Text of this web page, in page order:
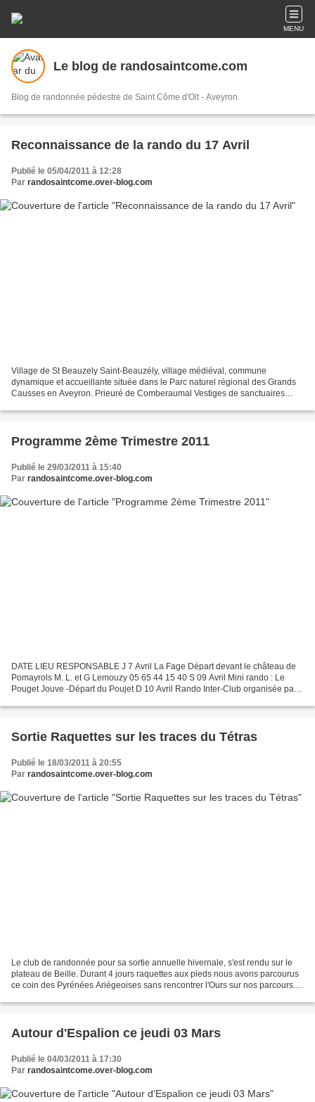
MENU
Le blog de randosaintcome.com
Blog de randonnée pédestre de Saint Côme d'Olt - Aveyron.
Reconnaissance de la rando du 17 Avril
Publié le 05/04/2011 à 12:28
Par randosaintcome.over-blog.com
Village de St Beauzely Saint-Beauzély, village médiéval, commune
dynamique et accueillante située dans le Parc naturel régional des Grands
Causses en Aveyron. Prieuré de Comberaumal Vestiges de sanctuaires
Programme 2ème Trimestre 2011
Publié le 29/03/2011 à 15:40
Par randosaintcome.over-blog.com
DATE LIEU RESPONSABLE J 7 Avril La Fage Départ devant le château de
Pomayrols M. L. et G Lemouzy 05 65 44 15 40 S 09 Avril Mini rando : Le
Pouget Jouve -Départ du Poujet D 10 Avril Rando Inter-Club organisée par
Sortie Raquettes sur les traces du Tétras
Publié le 18/03/2011 à 20:55
Par randosaintcome.over-blog.com
Le club de randonnée pour sa sortie annuelle hivernale, s'est rendu sur le
plateau de Beille. Durant 4 jours raquettes aux pieds nous avons parcourus
ce coin des Pyrénées Ariégeoises sans rencontrer l'Ours sur nos parcours.
Autour d'Espalion ce jeudi 03 Mars
Publié le 04/03/2011 à 17:30
Par randosaintcome.over-blog.com